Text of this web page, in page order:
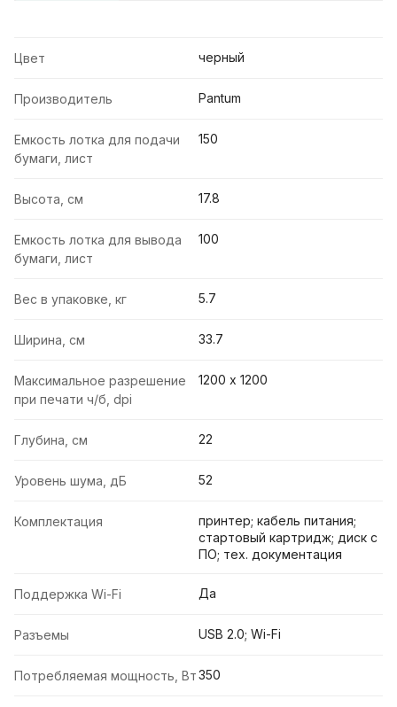
Цвет черный
Производитель Pantum
Емкость лотка для подачи
бумаги, лист
150
Высота, см 17.8
Емкость лотка для вывода
бумаги, лист
100
Вес в упаковке, кг 5.7
Ширина, см 33.7
Максимальное разрешение
при печати ч/б, dpi
1200 х 1200
Глубина, см 22
Уровень шума, дБ 52
Комплектация
принтер; кабель питания;
стартовый картридж; диск с
ПО; тех. документация
Поддержка Wi-Fi Да
Разъемы USB 2.0; Wi-Fi
Потребляемая мощность, Вт350